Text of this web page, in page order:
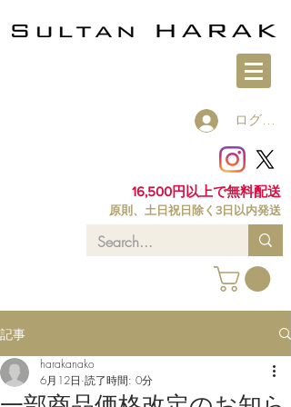
ログイン
16,500円以上で無料配送
原則、土日祝日除く3日以内発送
記事
harakanako
6月12日 読了時間: 0分